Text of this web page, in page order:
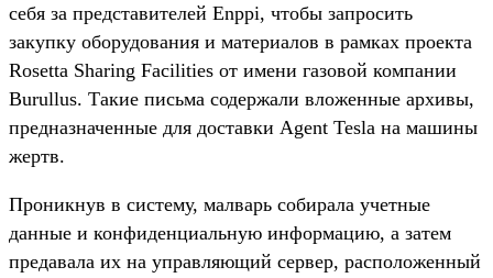
себя за представителей Enppi, чтобы запросить
закупку оборудования и материалов в рамках проекта
Rosetta Sharing Facilities от имени газовой компании
Burullus. Такие письма содержали вложенные архивы,
предназначенные для доставки Agent Tesla на машины
жертв.
Проникнув в систему, малварь собирала учетные
данные и конфиденциальную информацию, а затем
предавала их на управляющий сервер, расположенный